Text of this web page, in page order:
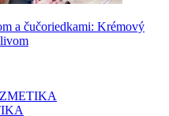
a čučoriedkami: Krémový